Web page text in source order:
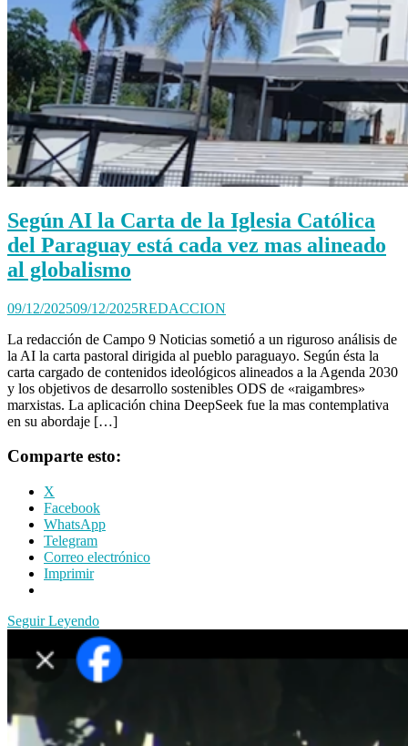
Según AI la Carta de la Iglesia Católica
del Paraguay está cada vez mas alineado
al globalismo
09/12/202509/12/2025REDACCION
La redacción de Campo 9 Noticias sometió a un riguroso análisis de
la AI la carta pastoral dirigida al pueblo paraguayo. Según ésta la
carta cargado de contenidos ideológicos alineados a la Agenda 2030
y los objetivos de desarrollo sostenibles ODS de «raigambres»
marxistas. La aplicación china DeepSeek fue la mas contemplativa
en su abordaje […]
Comparte esto:
X
Facebook
WhatsApp
Telegram
Correo electrónico
Imprimir
Seguir Leyendo